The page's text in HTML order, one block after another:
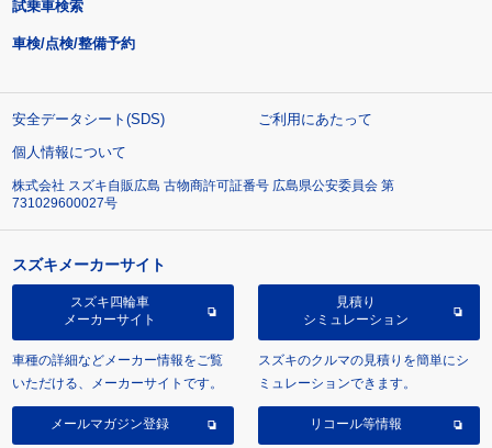
試乗車検索
車検/点検/整備予約
安全データシート(SDS)
ご利用にあたって
個人情報について
株式会社 スズキ自販広島 古物商許可証番号 広島県公安委員会 第
731029600027号
スズキメーカーサイト
スズキ四輪車
メーカーサイト
車種の詳細などメーカー情報をご覧
いただける、メーカーサイトです。
見積り
シミュレーション
スズキのクルマの見積りを簡単にシ
ミュレーションできます。
メールマガジン登録 リコール等情報